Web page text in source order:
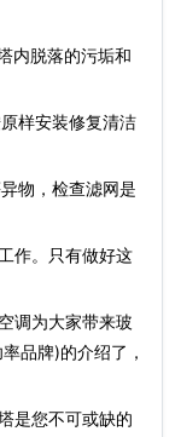
脱落的污垢和
样安装修复清洁
物，检查滤网是
作。只有做好这
调为大家带来玻
品牌)的介绍了，
是您不可或缺的